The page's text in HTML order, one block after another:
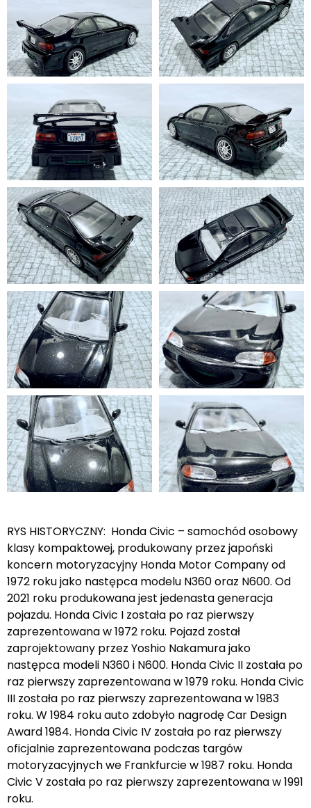
RYS HISTORYCZNY: Honda Civic – samochód osobowy
klasy kompaktowej, produkowany przez japoński
koncern motoryzacyjny Honda Motor Company od
1972 roku jako następca modelu N360 oraz N600. Od
2021 roku produkowana jest jedenasta generacja
pojazdu. Honda Civic I została po raz pierwszy
zaprezentowana w 1972 roku. Pojazd został
zaprojektowany przez Yoshio Nakamura jako
następca modeli N360 i N600. Honda Civic II została po
raz pierwszy zaprezentowana w 1979 roku. Honda Civic
III została po raz pierwszy zaprezentowana w 1983
roku. W 1984 roku auto zdobyło nagrodę Car Design
Award 1984. Honda Civic IV została po raz pierwszy
oficjalnie zaprezentowana podczas targów
motoryzacyjnych we Frankfurcie w 1987 roku. Honda
Civic V została po raz pierwszy zaprezentowana w 1991
roku.